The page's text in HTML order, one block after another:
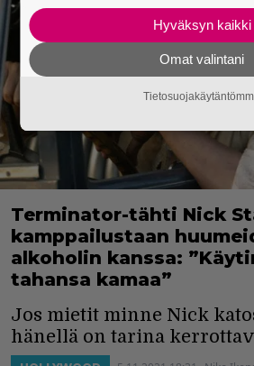
Terminator-tähti Nick
kamppailustaan
alkoholin kanssa:
tahansa kamaa”
Jos mietit minne Nick
hänellä on tarina
Hyväksyn kaikki
Omat valintani